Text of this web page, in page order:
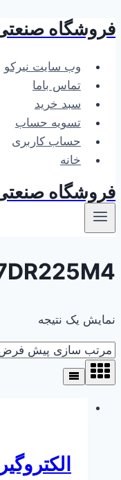
بازگشت
محتوا
فروشگاه
وب سایت نیرکو
تماس باما
سبد خرید
تسویه حساب
حساب کاربری
خانه
فروشگاه
نمایش یک نتیجه